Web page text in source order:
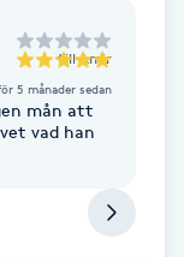
till Amir
5 månader sedan
vad han